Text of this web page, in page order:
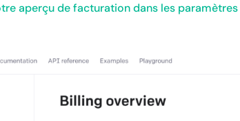
aperçu de facturation dans les